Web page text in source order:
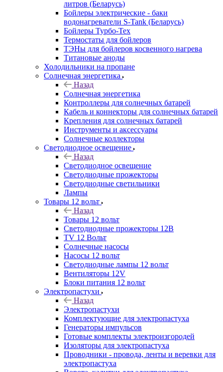
литров (Беларусь)
Бойлеры электрические - баки
водонагреватели S-Tank (Беларусь)
Бойлеры Турбо-Тех
Термостаты для бойлеров
ТЭНы для бойлеров косвенного нагрева
Титановые аноды
Холодильники на пропане
Солнечная энергетика
Назад
Солнечная энергетика
Контроллеры для солнечных батарей
Кабель и коннекторы для солнечных батарей
Крепления для солнечных батарей
Инструменты и аксессуары
Солнечные коллекторы
Светодиодное освещение
Назад
Светодиодное освещение
Светодиодные прожекторы
Светодиодные светильники
Лампы
Товары 12 вольт
Назад
Товары 12 вольт
Светодиодные прожекторы 12В
TV 12 Вольт
Солнечные насосы
Насосы 12 вольт
Светодиодные лампы 12 вольт
Вентиляторы 12V
Блоки питания 12 вольт
Электропастухи
Назад
Электропастухи
Комплектующие для электропастуха
Генераторы импульсов
Готовые комплекты электроизгородей
Изоляторы для электропастуха
Проводники - провода, ленты и веревки для
электропастуха